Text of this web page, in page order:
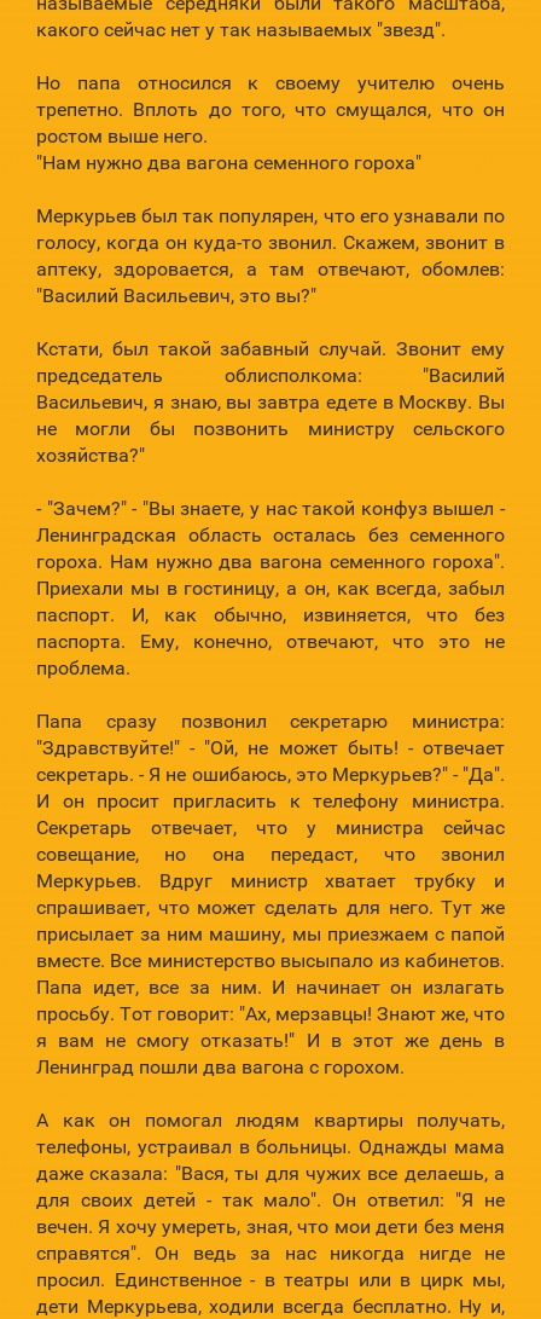
какого сейчас нет у так называемых "звезд".
Но папа относился к своему учителю очень
трепетно. Вплоть до того, что смущался, что он
ростом выше него.
"Нам нужно два вагона семенного гороха"
Меркурьев был так популярен, что его узнавали по
голосу, когда он куда-то звонил. Скажем, звонит в
аптеку, здоровается, а там отвечают, обомлев:
"Василий Васильевич, это вы?"
Кстати, был такой забавный случай. Звонит ему
председатель облисполкома: "Василий
Васильевич, я знаю, вы завтра едете в Москву. Вы
не могли бы позвонить министру сельского
хозяйства?"
- "Зачем?" - "Вы знаете, у нас такой конфуз вышел -
Ленинградская область осталась без семенного
гороха. Нам нужно два вагона семенного гороха".
Приехали мы в гостиницу, а он, как всегда, забыл
паспорт. И, как обычно, извиняется, что без
паспорта. Ему, конечно, отвечают, что это не
проблема.
Папа сразу позвонил секретарю министра:
"Здравствуйте!" - "Ой, не может быть! - отвечает
секретарь. - Я не ошибаюсь, это Меркурьев?" - "Да".
И он просит пригласить к телефону министра.
Секретарь отвечает, что у министра сейчас
совещание, но она передаст, что звонил
Меркурьев. Вдруг министр хватает трубку и
спрашивает, что может сделать для него. Тут же
присылает за ним машину, мы приезжаем с папой
вместе. Все министерство высыпало из кабинетов.
Папа идет, все за ним. И начинает он излагать
просьбу. Тот говорит: "Ах, мерзавцы! Знают же, что
я вам не смогу отказать!" И в этот же день в
Ленинград пошли два вагона с горохом.
А как он помогал людям квартиры получать,
телефоны, устраивал в больницы. Однажды мама
даже сказала: "Вася, ты для чужих все делаешь, а
для своих детей - так мало". Он ответил: "Я не
вечен. Я хочу умереть, зная, что мои дети без меня
справятся". Он ведь за нас никогда нигде не
просил. Единственное - в театры или в цирк мы,
дети Меркурьева, ходили всегда бесплатно. Ну и,